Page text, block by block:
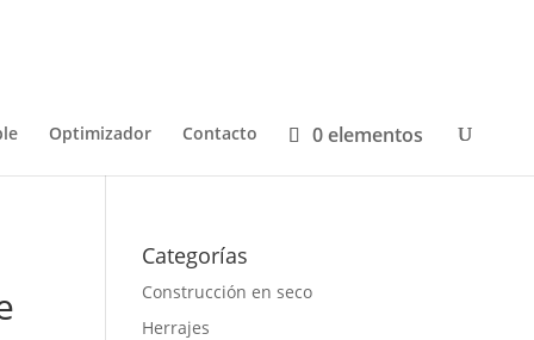
Optimizador Contacto 0 elementos
Categorías
Construcción en seco
Herrajes